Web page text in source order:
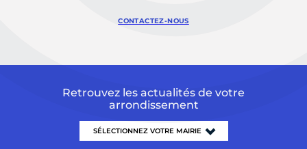
CONTACTEZ-NOUS
Retrouvez les actualités de votre
arrondissement